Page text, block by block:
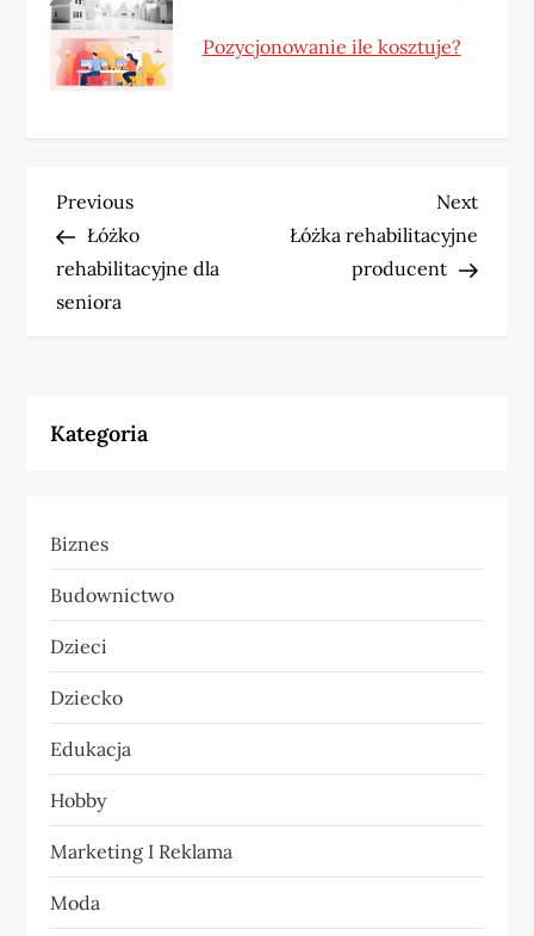
Pozycjonowanie ile kosztuje?
N
a
w
g
c
j
a
w
p
i
s
u
Previous
Post
Previous
Łóżko
rehabilitacyjne dla
seniora
Next
Post
Next
Łóżka rehabilitacyjne
producent
Kategoria
Biznes
Budownictwo
Dzieci
Dziecko
Edukacja
Hobby
Marketing I Reklama
Moda